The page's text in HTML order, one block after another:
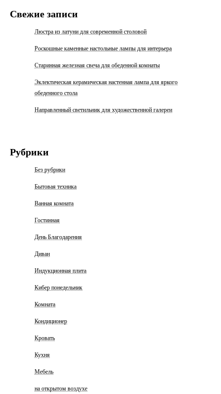
Свежие записи
Люстрa из латуни для современной столовой
Роскошные каменные настольные лампы для интерьера
Старинная железная свеча для обеденной комнаты
Эклектическая керамическая настенная лампа для яркого
обеденного стола
Направленный светильник для художественной галереи
Рубрики
Без рубрики
Бытовая техника
Ванная комната
Гостинная
День Благодарения
Диван
Индукционная плита
Кибер понедельник
Комната
Кондиционер
Кровать
Кухня
Мебель
на открытом воздухе